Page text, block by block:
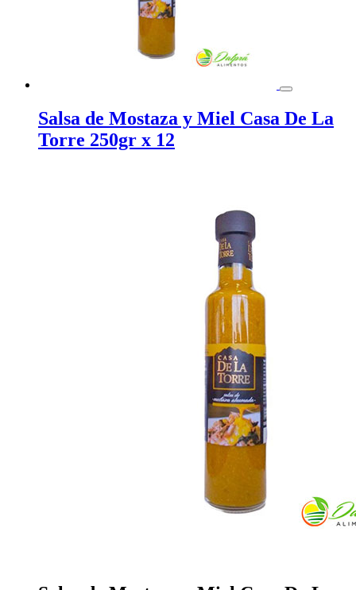
Salsa de Mostaza y Miel Casa De La
Torre 250gr x 12